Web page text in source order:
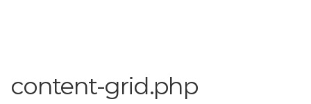
content-grid.php